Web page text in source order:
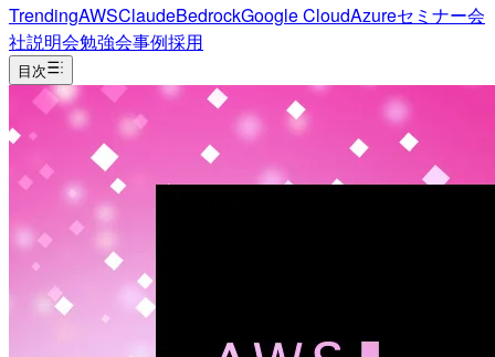
TrendingAWSClaudeBedrockGoogle CloudAzureセミナー会
社説明会勉強会事例採用
目次